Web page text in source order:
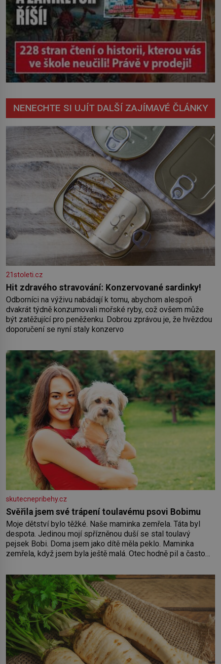
NENECHTE SI UJÍT DALŠÍ ZAJÍMAVÉ ČLÁNKY
21stoleti.cz
Hit zdravého stravování: Konzervované sardinky!
Odborníci na výživu nabádají k tomu, abychom alespoň
dvakrát týdně konzumovali mořské ryby, což ovšem může
být zatěžující pro peněženku. Dobrou zprávou je, že hvězdou
doporučení se nyní staly konzervo
skutecnepribehy.cz
Svěřila jsem své trápení toulavému psovi Bobimu
Moje dětství bylo těžké. Naše maminka zemřela. Táta byl
despota. Jedinou mojí spřízněnou duší se stal toulavý
pejsek Bobi. Doma jsem jako dítě měla peklo. Maminka
zemřela, když jsem byla ještě malá. Otec hodně pil a často
do školy u nás na vesnici. Měli mě tam rádi, protože